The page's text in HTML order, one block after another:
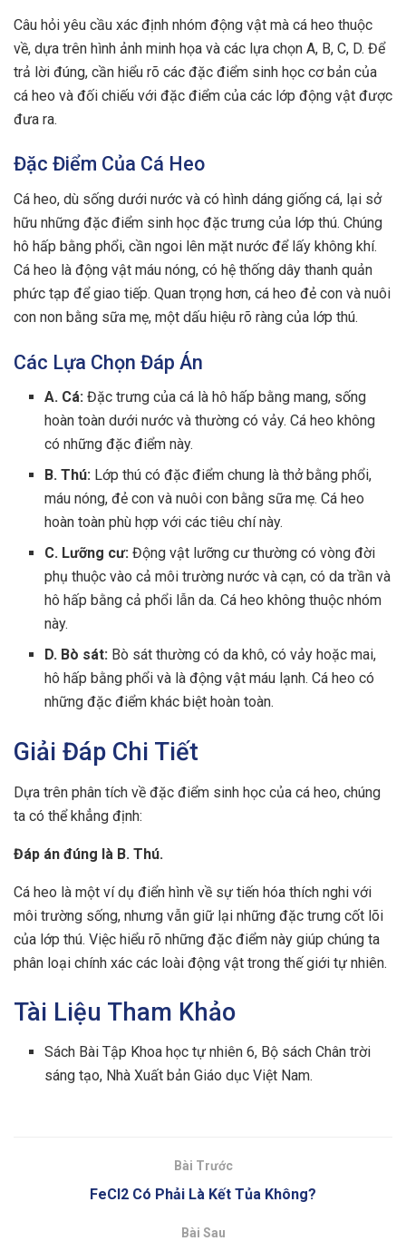
Câu hỏi yêu cầu xác định nhóm động vật mà cá heo thuộc
về, dựa trên hình ảnh minh họa và các lựa chọn A, B, C, D. Để
trả lời đúng, cần hiểu rõ các đặc điểm sinh học cơ bản của
cá heo và đối chiếu với đặc điểm của các lớp động vật được
đưa ra.
Đặc Điểm Của Cá Heo
Cá heo, dù sống dưới nước và có hình dáng giống cá, lại sở
hữu những đặc điểm sinh học đặc trưng của lớp thú. Chúng
hô hấp bằng phổi, cần ngoi lên mặt nước để lấy không khí.
Cá heo là động vật máu nóng, có hệ thống dây thanh quản
phức tạp để giao tiếp. Quan trọng hơn, cá heo đẻ con và nuôi
con non bằng sữa mẹ, một dấu hiệu rõ ràng của lớp thú.
Các Lựa Chọn Đáp Án
A. Cá: Đặc trưng của cá là hô hấp bằng mang, sống
hoàn toàn dưới nước và thường có vảy. Cá heo không
có những đặc điểm này.
B. Thú: Lớp thú có đặc điểm chung là thở bằng phổi,
máu nóng, đẻ con và nuôi con bằng sữa mẹ. Cá heo
hoàn toàn phù hợp với các tiêu chí này.
C. Lưỡng cư: Động vật lưỡng cư thường có vòng đời
phụ thuộc vào cả môi trường nước và cạn, có da trần và
hô hấp bằng cả phổi lẫn da. Cá heo không thuộc nhóm
này.
D. Bò sát: Bò sát thường có da khô, có vảy hoặc mai,
hô hấp bằng phổi và là động vật máu lạnh. Cá heo có
những đặc điểm khác biệt hoàn toàn.
Giải Đáp Chi Tiết
Dựa trên phân tích về đặc điểm sinh học của cá heo, chúng
ta có thể khẳng định:
Đáp án đúng là B. Thú.
Cá heo là một ví dụ điển hình về sự tiến hóa thích nghi với
môi trường sống, nhưng vẫn giữ lại những đặc trưng cốt lõi
của lớp thú. Việc hiểu rõ những đặc điểm này giúp chúng ta
phân loại chính xác các loài động vật trong thế giới tự nhiên.
Tài Liệu Tham Khảo
Sách Bài Tập Khoa học tự nhiên 6, Bộ sách Chân trời
sáng tạo, Nhà Xuất bản Giáo dục Việt Nam.
Bài Trước
FeCl2 Có Phải Là Kết Tủa Không?
Bài Sau